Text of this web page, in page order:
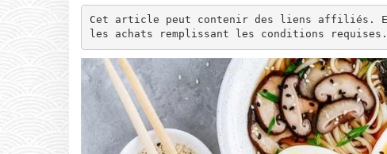
Cet article peut contenir des liens affiliés.
les achats remplissant les conditions requises.